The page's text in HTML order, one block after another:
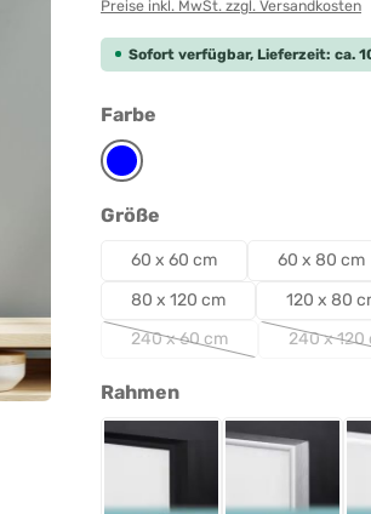
Preise inkl. MwSt. zzgl. Versandkosten
Sofort verfügbar, Lieferzeit: ca.
Farbe
Blau
Größe
60 x 60 cm 60 x 80 cm
80 x 120 cm
120 x 80
240 x 60 cm
(Diese Option ist zurzeit
240 x 120
Rahmenauswählen